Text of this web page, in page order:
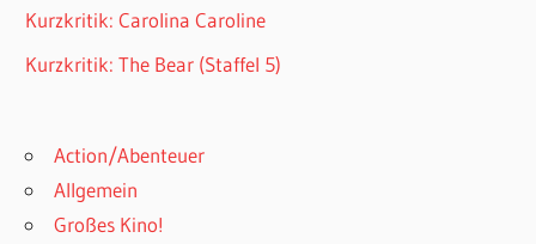
Kurzkritik: Carolina Caroline
Kurzkritik: The Bear (Staffel 5)
Action/Abenteuer
Allgemein
Großes Kino!